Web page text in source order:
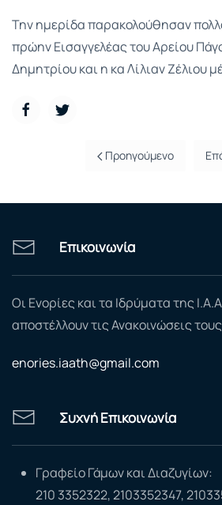
Την ημερίδα παρακολούθησαν
πρώην Εισαγγελέας του Αρείου
Δημητρίου και η κα Λίλιαν Ζέλιου
Προηγούμενο
Επικοινωνία
Οι Ενορίες και τα Ιδρύματα της
αποστέλλουν τις Ανακοινώσεις
enories.iaath@gmail.com
Συχνή Επικοινωνία
Γραφείο Γάμων και Διαζυγίων:
210 3352322, 2103352347,